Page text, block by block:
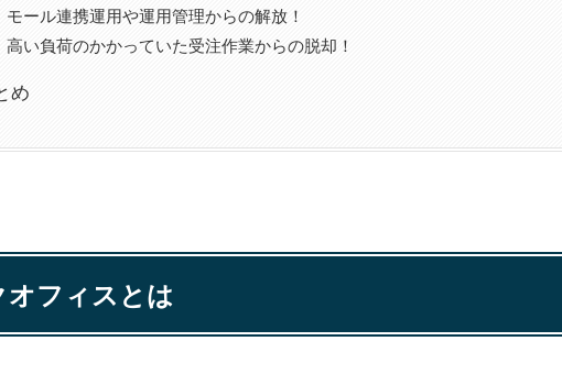
モール連携運用や運用管理からの解放！
高い負荷のかかっていた受注作業からの脱却！
め
フィスとは